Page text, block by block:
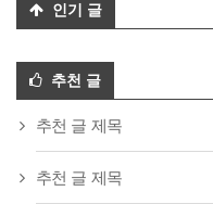
인기 글
추천 글
추천 글 제목
추천 글 제목